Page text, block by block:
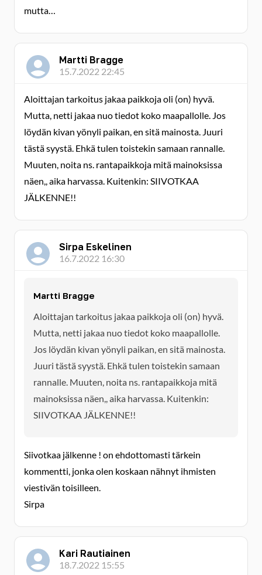
mutta…
Martti Bragge
15.7.2022 22:45
Aloittajan tarkoitus jakaa paikkoja oli (on) hyvä.
Mutta, netti jakaa nuo tiedot koko maapallolle. Jos
löydän kivan yönyli paikan, en sitä mainosta. Juuri
tästä syystä. Ehkä tulen toistekin samaan rannalle.
Muuten, noita ns. rantapaikkoja mitä mainoksissa
näen,, aika harvassa. Kuitenkin: SIIVOTKAA
JÄLKENNE!!
Sirpa Eskelinen
16.7.2022 16:30
Martti Bragge
Aloittajan tarkoitus jakaa paikkoja oli (on) hyvä.
Mutta, netti jakaa nuo tiedot koko maapallolle.
Jos löydän kivan yönyli paikan, en sitä mainosta.
Juuri tästä syystä. Ehkä tulen toistekin samaan
rannalle. Muuten, noita ns. rantapaikkoja mitä
mainoksissa näen,, aika harvassa. Kuitenkin:
SIIVOTKAA JÄLKENNE!!
Siivotkaa jälkenne ! on ehdottomasti tärkein
kommentti, jonka olen koskaan nähnyt ihmisten
viestivän toisilleen.
Sirpa
Kari Rautiainen
18.7.2022 15:55